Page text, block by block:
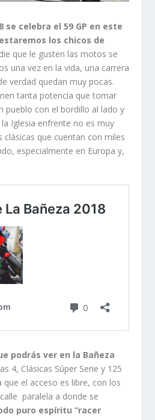
se celebra el 59 GP en este
los chicos de
que le gusten las motos se
una vez en la vida, una carrera
verdad quedan muy pocas.
tanta potencia que tomar
pueblo con el bordillo al lado y
Iglesia enfrente no es muy
clásicas que cuentan con miles
especialmente en Europa y,
podrás ver en la Bañeza
4, Clásicas Súper Serie y 125
que el acceso es libre, con los
paralela a donde se
puro espíritu “racer